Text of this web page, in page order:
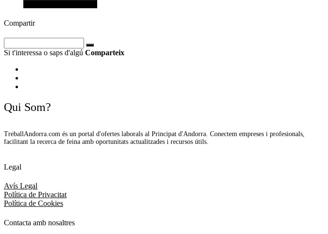
Compartir
Si t'interessa o saps d'algú Comparteix
Qui Som?
TreballAndorra.com és un portal d'ofertes laborals al Principat d'Andorra. Conectem empreses i profesionals,
facilitant la recerca de feina amb oportunitats actualitzades i recursos útils.
Legal
Avís Legal
Política de Privacitat
Política de Cookies
Contacta amb nosaltres